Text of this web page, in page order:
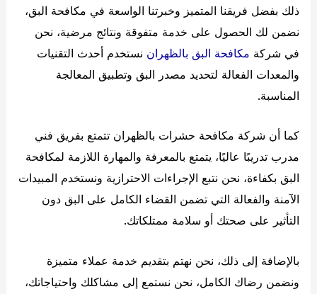
ذلك بفضل فريقنا المتميز وخبرتنا الواسعة في مكافحة البق،
نضمن لك الحصول على خدمة متفوقة ونتائج مرضية، نحن
في شركة مكافحة البق بالظهران نستخدم أحدث التقنيات
والمعدات الفعالة لتحديد مصدر البق وتطبيق المعالجة
المناسبة.
كما أن شركة مكافحة حشرات بالظهران تتمتع بفريق فني
مدرب تدريبًا عاليًا، يتمتع بالمعرفة والمهارة اللازمة لمكافحة
البق بكفاءة، نحن نتبع الإجراءات الاحترازية ونستخدم المبيدات
الآمنة والفعالة التي تضمن القضاء الكامل على البق دون
التأثير على صحتك أو سلامة ممتلكاتك.
بالإضافة إلى ذلك، نحن نهتم بتقديم خدمة عملاء متميزة
ونضمن رضاك الكامل، نحن نستمع إلى مشاكلك واحتياجاتك،